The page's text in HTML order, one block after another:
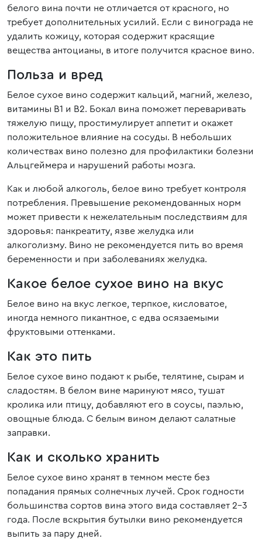
белого вина почти не отличается от красного, но
требует дополнительных усилий. Если с винограда не
удалить кожицу, которая содержит красящие
вещества антоцианы, в итоге получится красное вино.
Польза и вред
Белое сухое вино содержит кальций, магний, железо,
витамины В1 и В2. Бокал вина поможет переваривать
тяжелую пищу, простимулирует аппетит и окажет
положительное влияние на сосуды. В небольших
количествах вино полезно для профилактики болезни
Альцгеймера и нарушений работы мозга.
Как и любой алкоголь, белое вино требует контроля
потребления. Превышение рекомендованных норм
может привести к нежелательным последствиям для
здоровья: панкреатиту, язве желудка или
алкоголизму. Вино не рекомендуется пить во время
беременности и при заболеваниях желудка.
Какое белое сухое вино на вкус
Белое вино на вкус легкое, терпкое, кисловатое,
иногда немного пикантное, с едва осязаемыми
фруктовыми оттенками.
Как это пить
Белое сухое вино подают к рыбе, телятине, сырам и
сладостям. В белом вине маринуют мясо, тушат
кролика или птицу, добавляют его в соусы, паэлью,
овощные блюда. С белым вином делают салатные
заправки.
Как и сколько хранить
Белое сухое вино хранят в темном месте без
попадания прямых солнечных лучей. Срок годности
большинства сортов вина этого вида составляет 2–3
года. После вскрытия бутылки вино рекомендуется
выпить за пару дней.